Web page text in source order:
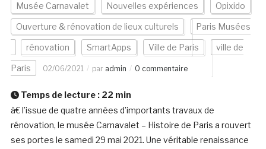
Musée Carnavalet Nouvelles expériences Opixido
Ouverture & rénovation de lieux culturels Paris Musées
rénovation SmartApps Ville de Paris ville de
Paris 02/06/2021 par admin 0 commentaire
Temps de lecture : 22 min
à€ l’issue de quatre années d’importants travaux de
rénovation, le musée Carnavalet – Histoire de Paris a rouvert
ses portes le samedi 29 mai 2021. Une véritable renaissance